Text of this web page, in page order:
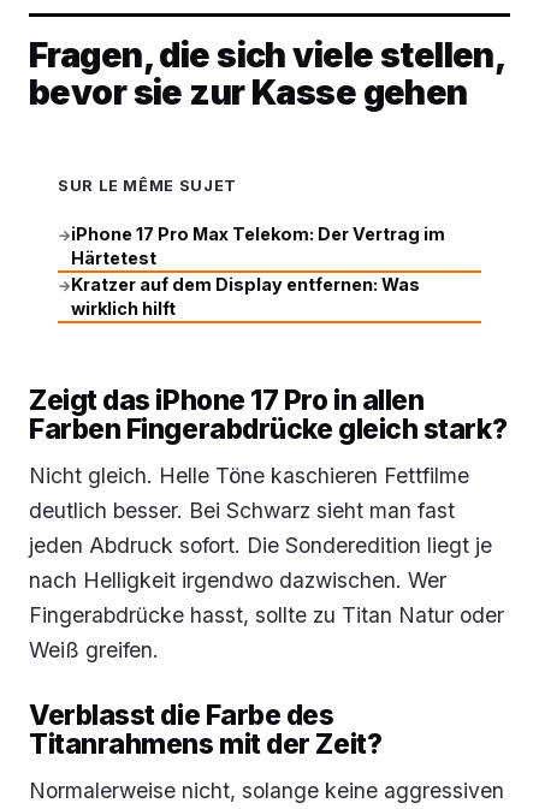
Fragen, die sich viele stellen,
bevor sie zur Kasse gehen
SUR LE MÊME SUJET
→iPhone 17 Pro Max Telekom: Der Vertrag im
Härtetest
→Kratzer auf dem Display entfernen: Was
wirklich hilft
Zeigt das iPhone 17 Pro in allen
Farben Fingerabdrücke gleich stark?
Nicht gleich. Helle Töne kaschieren Fettfilme
deutlich besser. Bei Schwarz sieht man fast
jeden Abdruck sofort. Die Sonderedition liegt je
nach Helligkeit irgendwo dazwischen. Wer
Fingerabdrücke hasst, sollte zu Titan Natur oder
Weiß greifen.
Verblasst die Farbe des
Titanrahmens mit der Zeit?
Normalerweise nicht, solange keine aggressiven